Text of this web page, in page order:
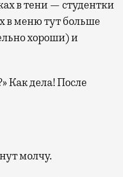
в тени — студентки
в меню тут больше
хороши) и
Как дела! После
молчу.